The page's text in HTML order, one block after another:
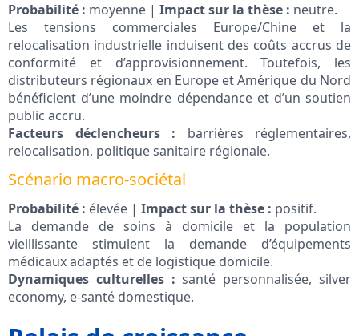
Probabilité : moyenne | Impact sur la thèse : neutre.
Les tensions commerciales Europe/Chine et la
relocalisation industrielle induisent des coûts accrus de
conformité et d’approvisionnement. Toutefois, les
distributeurs régionaux en Europe et Amérique du Nord
bénéficient d’une moindre dépendance et d’un soutien
public accru.
Facteurs déclencheurs : barrières réglementaires,
relocalisation, politique sanitaire régionale.
Scénario macro-sociétal
Probabilité : élevée | Impact sur la thèse : positif.
La demande de soins à domicile et la population
vieillissante stimulent la demande d’équipements
médicaux adaptés et de logistique domicile.
Dynamiques culturelles : santé personnalisée, silver
economy, e-santé domestique.